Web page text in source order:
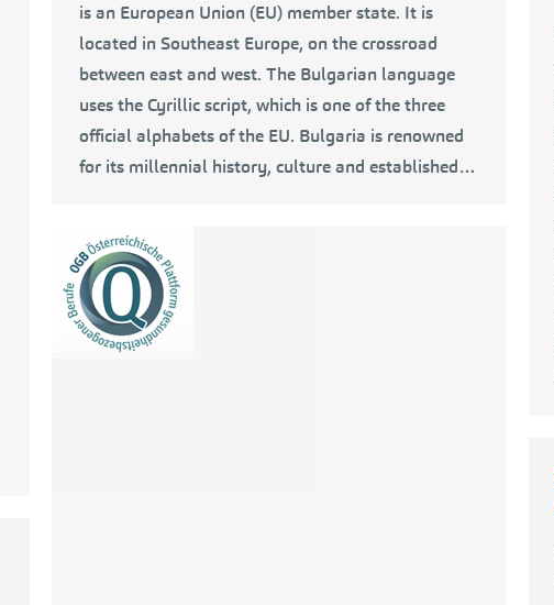
is an European Union (EU) member state. It is
located in Southeast Europe, on the crossroad
between east and west. The Bulgarian language
uses the Cyrillic script, which is one of the three
official alphabets of the EU. Bulgaria is renowned
for its millennial history, culture and established…